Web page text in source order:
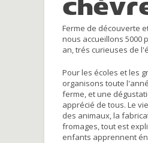
Ferme de découverte
nous accueillons 5000
an, trés curieuses de
Pour les écoles et les
organisons toute
ferme, et une
apprécié de tous. Le
des animaux, la
fromages, tout est
enfants apprennent